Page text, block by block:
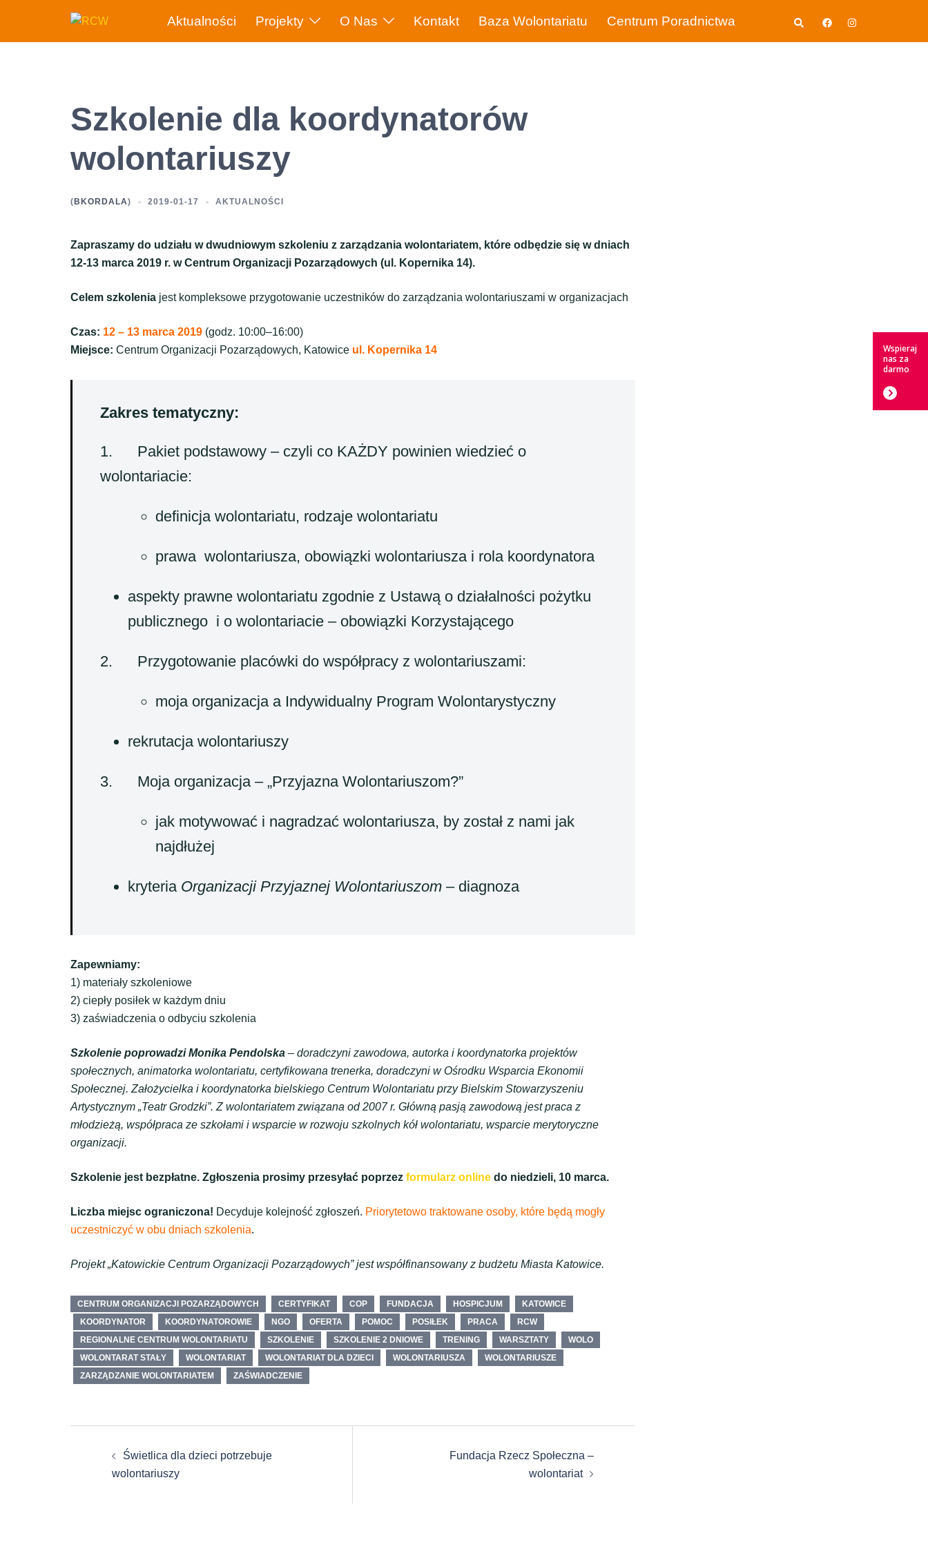
treści
Aktualności Projekty O Nas Kontakt Baza Wolontariatu Centrum Poradnictwa Wyszukiwanie
Szkolenie dla koordynatorów
wolontariuszy
( BKORDALA) 2019-01-17 AKTUALNOŚCI
Zapraszamy do udziału w dwudniowym szkoleniu z zarządzania wolontariatem, które odbędzie się w dniach
12-13 marca 2019 r. w Centrum Organizacji Pozarządowych (ul. Kopernika 14).
Celem szkolenia jest kompleksowe przygotowanie uczestników do zarządzania wolontariuszami w organizacjach
Czas: 12 – 13 marca 2019 (godz. 10:00–16:00)
Miejsce: Centrum Organizacji Pozarządowych, Katowice ul. Kopernika 14
Zakres tematyczny:
1. Pakiet podstawowy – czyli co KAŻDY powinien wiedzieć o
wolontariacie:
definicja wolontariatu, rodzaje wolontariatu
prawa wolontariusza, obowiązki wolontariusza i rola koordynatora
aspekty prawne wolontariatu zgodnie z Ustawą o działalności pożytku
publicznego i o wolontariacie – obowiązki Korzystającego
2. Przygotowanie placówki do współpracy z wolontariuszami:
moja organizacja a Indywidualny Program Wolontarystyczny
rekrutacja wolontariuszy
3. Moja organizacja – „Przyjazna Wolontariuszom?”
jak motywować i nagradzać wolontariusza, by został z nami jak
najdłużej
kryteria Organizacji Przyjaznej Wolontariuszom – diagnoza
Zapewniamy:
1) materiały szkoleniowe
2) ciepły posiłek w każdym dniu
3) zaświadczenia o odbyciu szkolenia
Szkolenie poprowadzi Monika Pendolska – doradczyni zawodowa, autorka i koordynatorka projektów
społecznych, animatorka wolontariatu, certyfikowana trenerka, doradczyni w Ośrodku Wsparcia Ekonomii
Społecznej. Założycielka i koordynatorka bielskiego Centrum Wolontariatu przy Bielskim Stowarzyszeniu
Artystycznym „Teatr Grodzki”. Z wolontariatem związana od 2007 r. Główną pasją zawodową jest praca z
młodzieżą, współpraca ze szkołami i wsparcie w rozwoju szkolnych kół wolontariatu, wsparcie merytoryczne
organizacji.
Szkolenie jest bezpłatne. Zgłoszenia prosimy przesyłać poprzez formularz online do niedzieli, 10 marca.
Liczba miejsc ograniczona! Decyduje kolejność zgłoszeń. Priorytetowo traktowane osoby, które będą mogły
uczestniczyć w obu dniach szkolenia.
Projekt „Katowickie Centrum Organizacji Pozarządowych” jest współfinansowany z budżetu Miasta Katowice.
CENTRUM ORGANIZACJI POZARZĄDOWYCH CERTYFIKAT COP FUNDACJA HOSPICJUM
KATOWICE
KOORDYNATOR
KOORDYNATOROWIE NGO OFERTA POMOC POSIŁEK PRACA
RCW
REGIONALNE CENTRUM WOLONTARIATU
SZKOLENIE SZKOLENIE 2 DNIOWE TRENING WARSZTATY
WOLO
WOLONTARAT STAŁY
WOLONTARIAT WOLONTARIAT DLA DZIECI WOLONTARIUSZA
WOLONTARIUSZE
ZARZĄDZANIE WOLONTARIATEM
ZAŚWIADCZENIE
Zobacz
wpisy
Świetlica dla dzieci potrzebuje
wolontariuszy
Fundacja Rzecz Społeczna –
wolontariat
Wspieraj
nas za
darmo